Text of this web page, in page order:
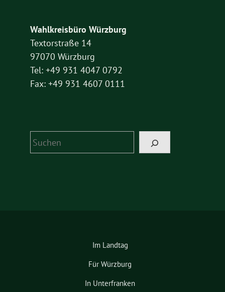
Wahlkreisbüro Würzburg
Textorstraße 14
97070 Würzburg
Tel: +49 931 4047 0792
Fax: +49 931 4607 0111
Suchen
Im Landtag
Für Würzburg
In Unterfranken